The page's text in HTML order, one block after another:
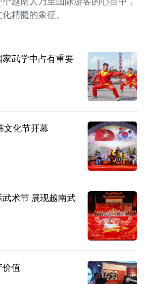
精髓的象征。
武学中占有重要
文化节开幕
术节 展现越南武
值